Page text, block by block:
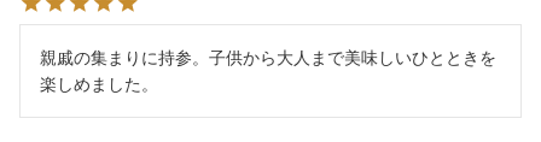
親戚の集まりに持参。子供から大人まで美味しいひとときを
楽しめました。